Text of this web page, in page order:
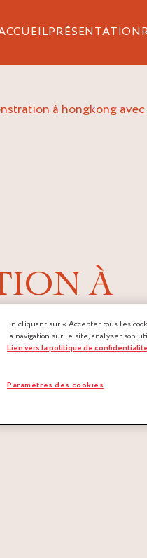
PRÉSENTATION
à hongkong
À
En cliquant sur « Accepter tous les
la navigation sur le site, analyser son
Lien vers la politique de confidentialite
Paramètres des cookies